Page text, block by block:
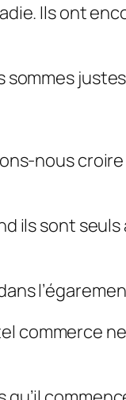
Ils ont
sommes
nous
ils sont
commerce